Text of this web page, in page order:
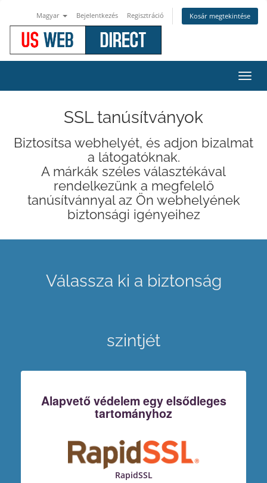
Magyar Bejelentkezés Regisztráció Kosár megtekintése
a
SSL tanúsítványok
Biztosítsa webhelyét, és adjon bizalmat
a látogatóknak.
A márkák széles választékával
rendelkezünk a megfelelő
tanúsítvánnyal az Ön webhelyének
biztonsági igényeihez
Válassza ki a biztonság
szintjét
Alapvető védelem egy elsődleges
tartományhoz
RapidSSL